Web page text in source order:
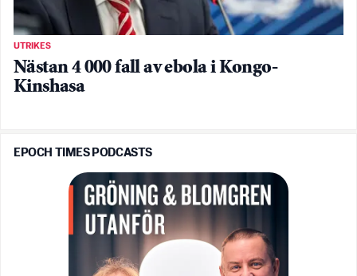
UTRIKES
Nästan 4 000 fall av ebola i Kongo-
Kinshasa
EPOCH TIMES PODCASTS